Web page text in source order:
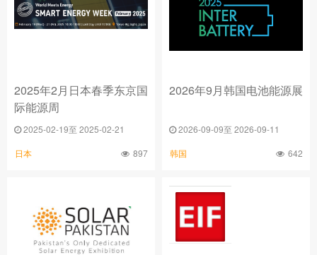
2025年2月日本春季东京国
际能源周
2025-02-19至 2025-02-21
日本 897
2026年9月韩国电池能源展
2026-09-09至 2026-09-11
韩国 642